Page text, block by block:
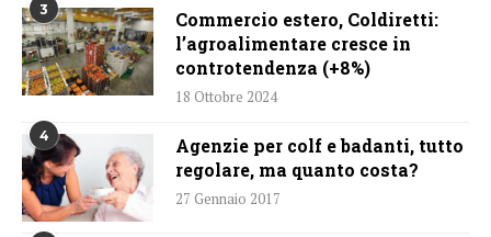
3
Commercio estero, Coldiretti:
l’agroalimentare cresce in
controtendenza (+8%)
18 Ottobre 2024
4
Agenzie per colf e badanti, tutto
regolare, ma quanto costa?
27 Gennaio 2017